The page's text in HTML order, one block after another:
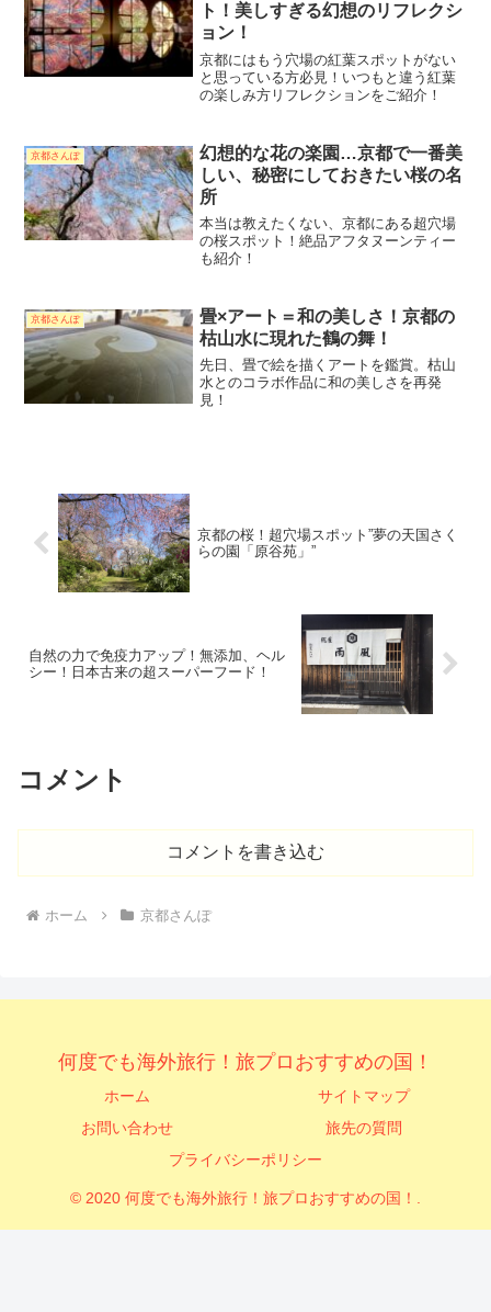
ト！美しすぎる幻想のリフレクシ
ョン！
京都にはもう穴場の紅葉スポットがない
と思っている方必見！いつもと違う紅葉
の楽しみ方リフレクションをご紹介！
京都さんぽ
幻想的な花の楽園…京都で一番美
しい、秘密にしておきたい桜の名
所
本当は教えたくない、京都にある超穴場
の桜スポット！絶品アフタヌーンティー
も紹介！
京都さんぽ
畳×アート＝和の美しさ！京都の
枯山水に現れた鶴の舞！
先日、畳で絵を描くアートを鑑賞。枯山
水とのコラボ作品に和の美しさを再発
見！
京都の桜！超穴場スポット”夢の天国さく
らの園「原谷苑」”
自然の力で免疫力アップ！無添加、ヘル
シー！日本古来の超スーパーフード！
コメント
コメントを書き込む
ホーム 京都さんぽ
何度でも海外旅行！旅プロおすすめの国！
ホーム
サイトマップ
お問い合わせ
旅先の質問
プライバシーポリシー
© 2020 何度でも海外旅行！旅プロおすすめの国！.